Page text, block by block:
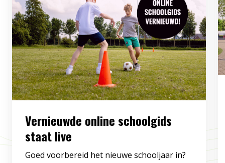
Vernieuwde online schoolgids
staat live
Goed voorbereid het nieuwe schooljaar in?